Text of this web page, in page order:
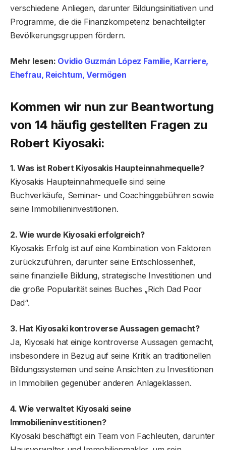
verschiedene Anliegen, darunter Bildungsinitiativen und
Programme, die die Finanzkompetenz benachteiligter
Bevölkerungsgruppen fördern.
Mehr lesen: Ovidio Guzmán López Familie, Karriere,
Ehefrau, Reichtum, Vermögen
Kommen wir nun zur Beantwortung
von 14 häufig gestellten Fragen zu
Robert Kiyosaki:
1. Was ist Robert Kiyosakis Haupteinnahmequelle?
Kiyosakis Haupteinnahmequelle sind seine
Buchverkäufe, Seminar- und Coachinggebühren sowie
seine Immobilieninvestitionen.
2. Wie wurde Kiyosaki erfolgreich?
Kiyosakis Erfolg ist auf eine Kombination von Faktoren
zurückzuführen, darunter seine Entschlossenheit,
seine finanzielle Bildung, strategische Investitionen und
die große Popularität seines Buches „Rich Dad Poor
Dad“.
3. Hat Kiyosaki kontroverse Aussagen gemacht?
Ja, Kiyosaki hat einige kontroverse Aussagen gemacht,
insbesondere in Bezug auf seine Kritik an traditionellen
Bildungssystemen und seine Ansichten zu Investitionen
in Immobilien gegenüber anderen Anlageklassen.
4. Wie verwaltet Kiyosaki seine
Immobilieninvestitionen?
Kiyosaki beschäftigt ein Team von Fachleuten, darunter